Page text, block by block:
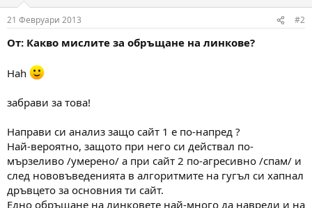
21 Февруари 2013 #2
От: Какво мислите за обръщане на линкове?
Hah
забрави за това!
Направи си анализ защо сайт 1 е по-напред ?
Най-вероятно, защото при него си действал по-
мързеливо /умерено/ а при сайт 2 по-агресивно /спам/ и
след нововъведенията в алгоритмите на гугъл си хапнал
дръвцето за основния ти сайт.
Едно обръщане на линковете най-много да навреди и на